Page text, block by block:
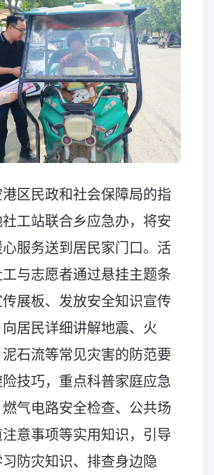
区民政和社会保障局的指
工站联合乡应急办，将安
服务送到居民家门口。活
与志愿者通过悬挂主题条
展板、发放安全知识宣传
居民详细讲解地震、火
石流等常见灾害的防范要
技巧，重点科普家庭应急
气电路安全检查、公共场
意事项等实用知识，引导
防灾知识、排查身边隐